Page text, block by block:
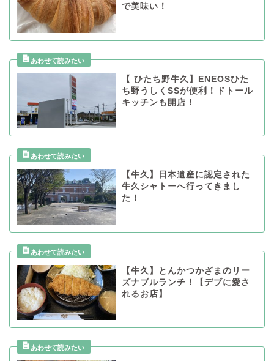
で美味い！
【 ひたち野牛久】ENEOSひた
ち野うしくSSが便利！ドトール
キッチンも開店！
【牛久】日本遺産に認定された
牛久シャトーへ行ってきまし
た！
【牛久】とんかつかざまのリー
ズナブルランチ！【デブに愛さ
れるお店】